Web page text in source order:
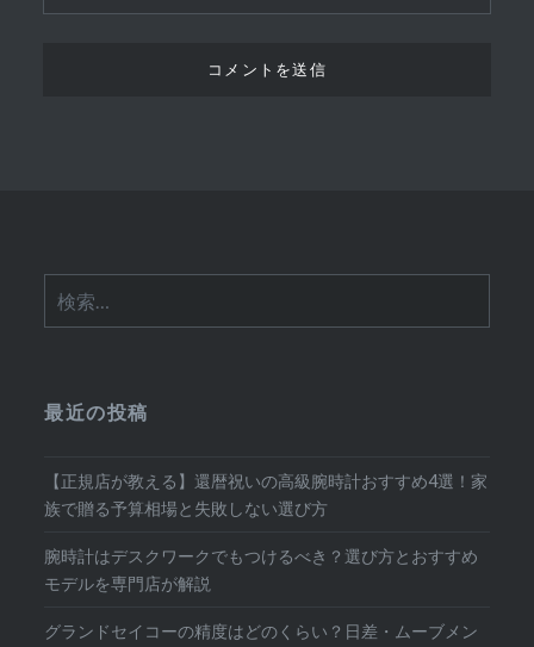
索:
最近の投稿
【正規店が教える】還暦祝いの高級腕時計おすすめ4選！家
族で贈る予算相場と失敗しない選び方
腕時計はデスクワークでもつけるべき？選び方とおすすめ
モデルを専門店が解説
グランドセイコーの精度はどのくらい？日差・ムーブメン